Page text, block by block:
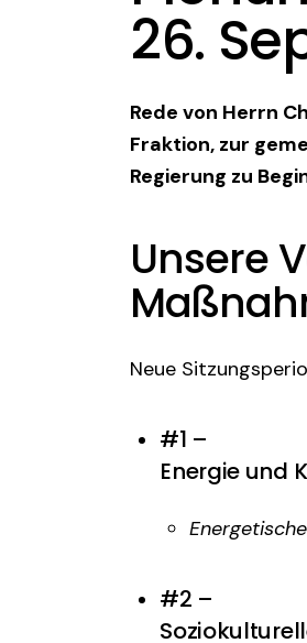
26.
Rede von Herrn
Fraktion, zur
Regierung zu
Unsere
Neue
#1 –
Energie und
#2 –